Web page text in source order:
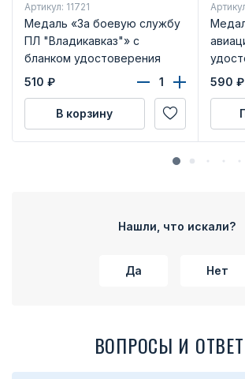
Артикул: 11721
Медаль «За боевую службу
ПЛ "Владикавказ"» с
бланком удостоверения
510 ₽
В корзину
590 ₽
Нашли, что искали?
Да Нет
ВОПРОСЫ И